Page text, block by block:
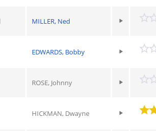
MILLER, Ned
EDWARDS, Bobby
ROSE, Johnny
HICKMAN, Dwayne